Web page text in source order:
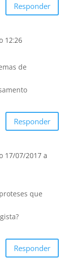
Responder
12:26
de
Responder
17/07/2017 a
que
Responder